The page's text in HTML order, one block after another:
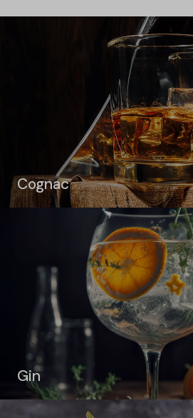
Cognac
Gin